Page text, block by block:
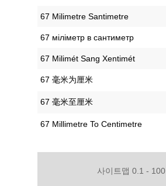
‎67 Milimetre Santimetre
‎67 міліметр в сантиметр
‎67 Milimét Sang Xentimét
‎67 毫米为厘米
‎67 毫米至厘米
‎67 Millimetre To Centimetre
사이트맵 0.1 - 100